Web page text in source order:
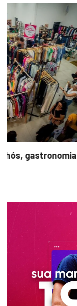
POLÍTICA
Itamar cobra